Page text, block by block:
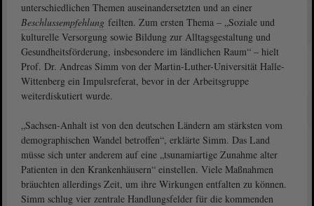
unterschiedlichen Themen auseinandersetzten und an einer
Beschlussempfehlung feilten. Zum ersten Thema – „Soziale und
kulturelle Versorgung sowie Bildung zur Alltagsgestaltung und
Gesundheitsförderung, insbesondere im ländlichen Raum“ – hielt
Prof. Dr. Andreas Simm von der Martin-Luther-Universität Halle-
Wittenberg ein Impulsreferat, bevor in der Arbeitsgruppe
weiterdiskutiert wurde.
„Sachsen-Anhalt ist von den deutschen Ländern am stärksten vom
demographischen Wandel betroffen“, erklärte Simm. Das Land
müsse sich unter anderem auf eine „tsunamiartige Zunahme alter
Patienten in den Krankenhäusern“ einstellen. Viele Maßnahmen
bräuchten allerdings Zeit, um ihre Wirkungen entfalten zu können.
Simm schlug vier zentrale Handlungsfelder für die kommenden